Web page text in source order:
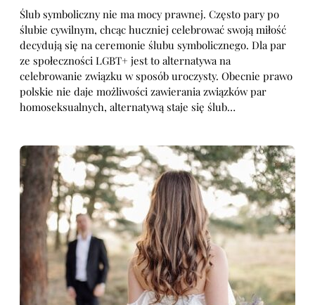
Ślub symboliczny nie ma mocy prawnej. Często pary po
ślubie cywilnym, chcąc huczniej celebrować swoją miłość
decydują się na ceremonie ślubu symbolicznego. Dla par
ze społeczności LGBT+ jest to alternatywa na
celebrowanie związku w sposób uroczysty. Obecnie prawo
polskie nie daje możliwości zawierania związków par
homoseksualnych, alternatywą staje się ślub…